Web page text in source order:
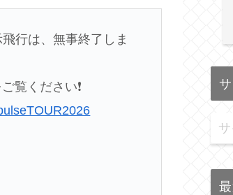
行は、無事終了しま
覧ください❗️